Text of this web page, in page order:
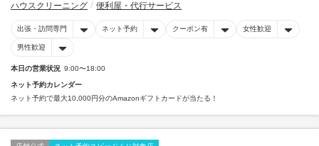
ハウスクリーニング 便利屋・代行サービス
出張・訪問専門 ネット予約 クーポン有 女性歓迎
男性歓迎
本日の営業状況 9:00〜18:00
ネット予約カレンダー
ネット予約で最大10,000円分のAmazonギフトカードが当たる！